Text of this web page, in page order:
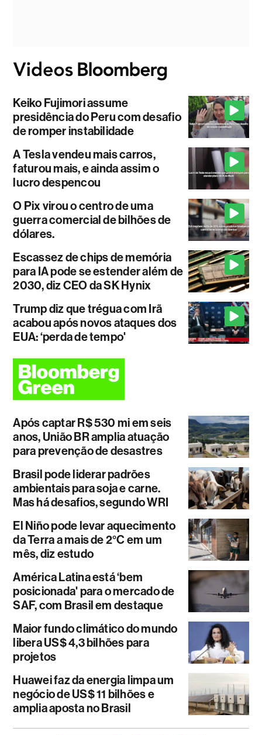
Keiko Fujimori assume
presidência do Peru com desafio
de romper instabilidade
A Tesla vendeu mais carros,
faturou mais, e ainda assim o
lucro despencou
O Pix virou o centro de uma
guerra comercial de bilhões de
dólares.
Escassez de chips de memória
para IA pode se estender além de
2030, diz CEO da SK Hynix
Trump diz que trégua com Irã
acabou após novos ataques dos
EUA: ‘perda de tempo'
Após captar R$ 530 mi em seis
anos, União BR amplia atuação
para prevenção de desastres
Brasil pode liderar padrões
ambientais para soja e carne.
Mas há desafios, segundo WRI
El Niño pode levar aquecimento
da Terra a mais de 2°C em um
mês, diz estudo
América Latina está ‘bem
posicionada' para o mercado de
SAF, com Brasil em destaque
Maior fundo climático do mundo
libera US$ 4,3 bilhões para
projetos
Huawei faz da energia limpa um
negócio de US$ 11 bilhões e
amplia aposta no Brasil